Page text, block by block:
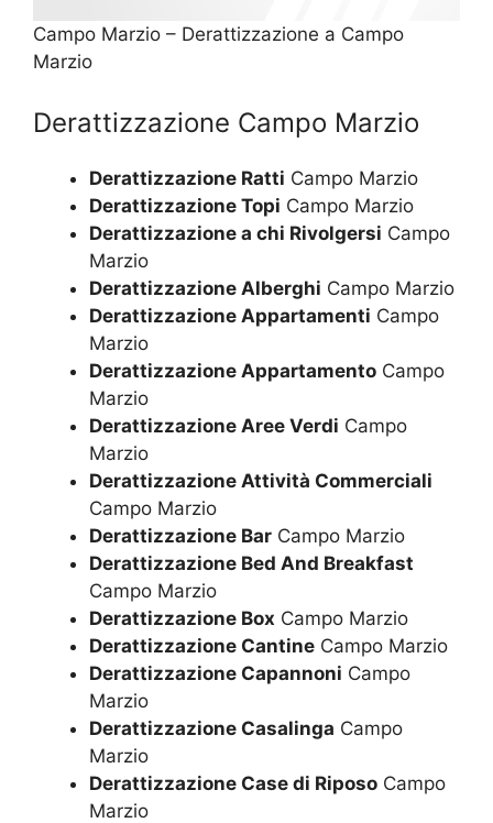
Campo Marzio – Derattizzazione a Campo
Marzio
Derattizzazione Campo Marzio
Derattizzazione Ratti Campo Marzio
Derattizzazione Topi Campo Marzio
Derattizzazione a chi Rivolgersi Campo
Marzio
Derattizzazione Alberghi Campo Marzio
Derattizzazione Appartamenti Campo
Marzio
Derattizzazione Appartamento Campo
Marzio
Derattizzazione Aree Verdi Campo
Marzio
Derattizzazione Attività Commerciali
Campo Marzio
Derattizzazione Bar Campo Marzio
Derattizzazione Bed And Breakfast
Campo Marzio
Derattizzazione Box Campo Marzio
Derattizzazione Cantine Campo Marzio
Derattizzazione Capannoni Campo
Marzio
Derattizzazione Casalinga Campo
Marzio
Derattizzazione Case di Riposo Campo
Marzio